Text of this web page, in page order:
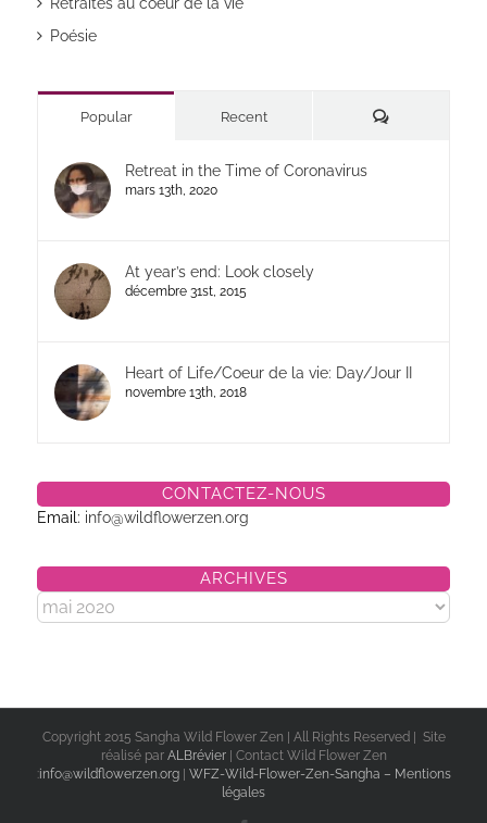
Poésie
Popular Recent Commentaires
Retreat in the Time of Coronavirus
mars 13th, 2020
At year’s end: Look closely
décembre 31st, 2015
Heart of Life/Coeur de la vie: Day/Jour II
novembre 13th, 2018
CONTACTEZ-NOUS
Email: info@wildflowerzen.org
ARCHIVES
Archives
Copyright 2015 Sangha Wild Flower Zen | All Rights Reserved | Site
réalisé par ALBrévier
| Contact Wild Flower Zen
:info@wildflowerzen.org| WFZ-Wild-Flower-Zen-Sangha – Mentions
légales